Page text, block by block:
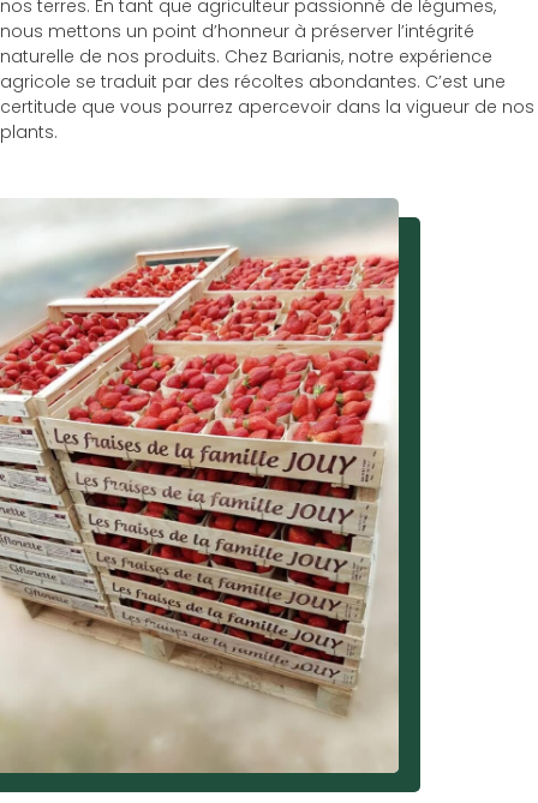
nos terres. En tant que agriculteur passionné de légumes,
nous mettons un point d’honneur à préserver l’intégrité
naturelle de nos produits. Chez Barianis, notre expérience
agricole se traduit par des récoltes abondantes. C’est une
certitude que vous pourrez apercevoir dans la vigueur de nos
plants.